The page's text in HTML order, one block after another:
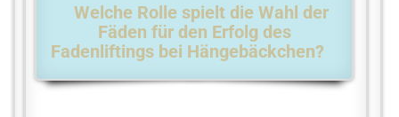
Welche Rolle spielt die Wahl der
Fäden für den Erfolg des
Fadenliftings bei Hängebäckchen?